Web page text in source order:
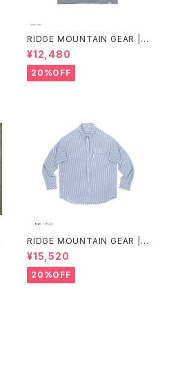
RIDGE MOUNTAIN GEAR |
Merino Basic Long Sleeve
Tee "Micro Border"
¥12,480
20%OFF
RIDGE MOUNTAIN GEAR | B
asic Long Sleeve Shirt "Str
ipe"
¥15,520
20%OFF